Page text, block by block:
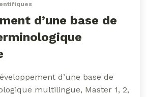
d’une base de
d’une base de
multilingue, Master 1, 2,